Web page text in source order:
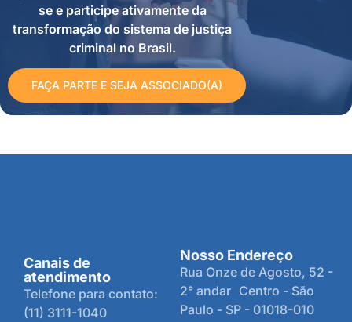
se e participe ativamente da
transformação do sistema de justiça
criminal no Brasil.
FAÇA PARTE E SEJA ASSOCIADO(A)
Canais de
atendimento
Telefone para contato:
(11) 3111-1040
Nosso Endereço
Rua Onze de Agosto, 52 -
2° andar Centro - São
Paulo - SP - 01018-010